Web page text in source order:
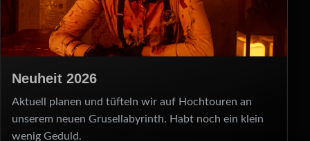
Neuheit 2026
Aktuell planen und tüfteln wir auf Hochtouren an
unserem neuen Grusellabyrinth. Habt noch ein klein
wenig Geduld.